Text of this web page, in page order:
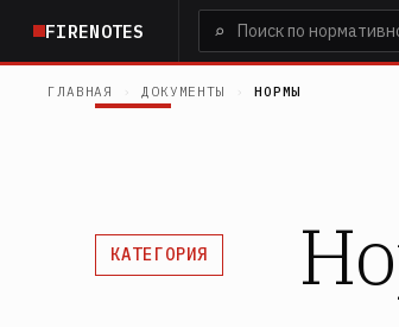
основному
содержанию
FIRENOTES ⌕
ГЛАВНАЯ ДОКУМЕНТЫ НОРМЫ
КАТЕГОРИЯ